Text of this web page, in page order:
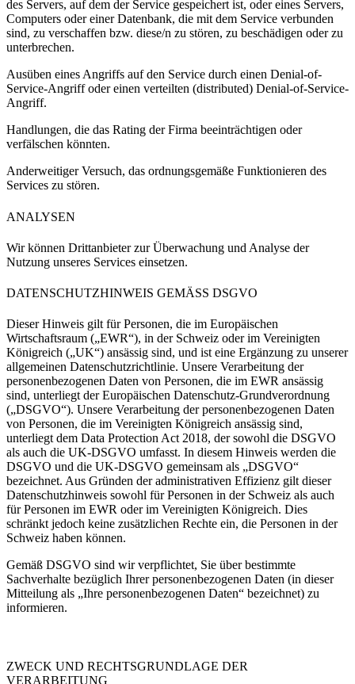
des Servers, auf dem der Service gespeichert ist, oder eines Servers,
Computers oder einer Datenbank, die mit dem Service verbunden
sind, zu verschaffen bzw. diese/n zu stören, zu beschädigen oder zu
unterbrechen.
Ausüben eines Angriffs auf den Service durch einen Denial-of-
Service-Angriff oder einen verteilten (distributed) Denial-of-Service-
Angriff.
Handlungen, die das Rating der Firma beeinträchtigen oder
verfälschen könnten.
Anderweitiger Versuch, das ordnungsgemäße Funktionieren des
Services zu stören.
ANALYSEN
Wir können Drittanbieter zur Überwachung und Analyse der
Nutzung unseres Services einsetzen.
DATENSCHUTZHINWEIS GEMÄSS DSGVO
Dieser Hinweis gilt für Personen, die im Europäischen
Wirtschaftsraum („EWR“), in der Schweiz oder im Vereinigten
Königreich („UK“) ansässig sind, und ist eine Ergänzung zu unserer
allgemeinen Datenschutzrichtlinie. Unsere Verarbeitung der
personenbezogenen Daten von Personen, die im EWR ansässig
sind, unterliegt der Europäischen Datenschutz-Grundverordnung
(„DSGVO“). Unsere Verarbeitung der personenbezogenen Daten
von Personen, die im Vereinigten Königreich ansässig sind,
unterliegt dem Data Protection Act 2018, der sowohl die DSGVO
als auch die UK-DSGVO umfasst. In diesem Hinweis werden die
DSGVO und die UK-DSGVO gemeinsam als „DSGVO“
bezeichnet. Aus Gründen der administrativen Effizienz gilt dieser
Datenschutzhinweis sowohl für Personen in der Schweiz als auch
für Personen im EWR oder im Vereinigten Königreich. Dies
schränkt jedoch keine zusätzlichen Rechte ein, die Personen in der
Schweiz haben können.
Gemäß DSGVO sind wir verpflichtet, Sie über bestimmte
Sachverhalte bezüglich Ihrer personenbezogenen Daten (in dieser
Mitteilung als „Ihre personenbezogenen Daten“ bezeichnet) zu
informieren.
ZWECK UND RECHTSGRUNDLAGE DER
VERARBEITUNG